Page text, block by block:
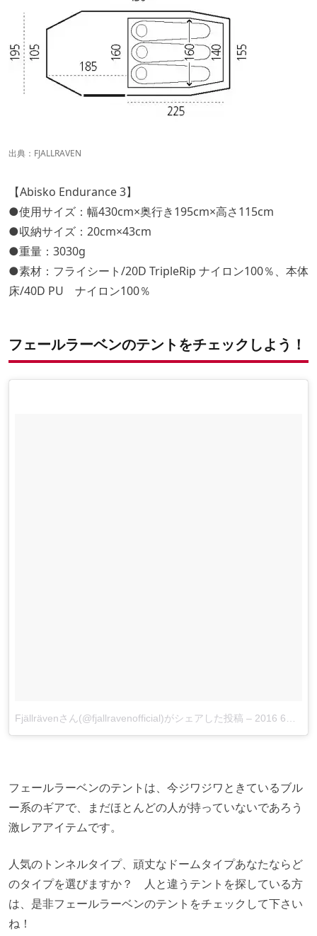
出典： FJALLRAVEN
【Abisko Endurance 3】
●使用サイズ：幅430cm×奥行き195cm×高さ115cm
●収納サイズ：20cm×43cm
●重量：3030g
●素材：フライシート/20D TripleRip ナイロン100％、本体
床/40D PU ナイロン100％
フェールラーベンのテントをチェックしよう！
Fjällrävenさん(@fjallravenofficial)がシェアした投稿 – 2016 6月 3 4:58午前 PDT
フェールラーベンのテントは、今ジワジワときているブル
ー系のギアで、まだほとんどの人が持っていないであろう
激レアアイテムです。
人気のトンネルタイプ、頑丈なドームタイプあなたならど
のタイプを選びますか？ 人と違うテントを探している方
は、是非フェールラーベンのテントをチェックして下さい
ね！